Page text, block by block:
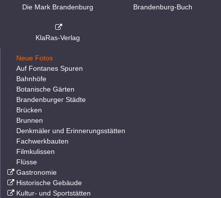
Die Mark Brandenburg Brandenburg-Buch
KlaRas-Verlag
Neue Fotos
Auf Fontanes Spuren
Bahnhöfe
Botanische Gärten
Brandenburger Städte
Brücken
Brunnen
Denkmäler und Erinnerungsstätten
Fachwerkbauten
Filmkulissen
Flüsse
Gastronomie
Historische Gebäude
Kultur- und Sportstätten